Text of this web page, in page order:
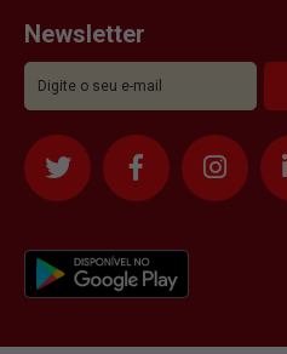
Newsletter